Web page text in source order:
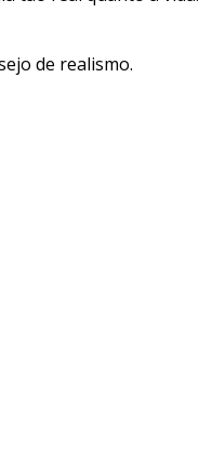
de realismo.